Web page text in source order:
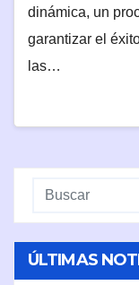
dinámica, un
garantizar el
las…
ÚLTIMAS